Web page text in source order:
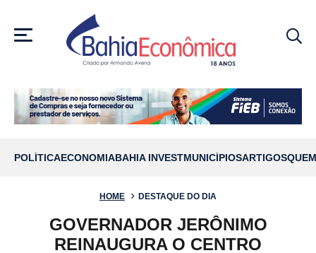
MENU
POLÍTICAECONOMIABAHIA INVESTMUNICÍPIOSARTIGOS
HOME DESTAQUE DO DIA
GOVERNADOR JERÔNIMO
REINAUGURA O CENTRO